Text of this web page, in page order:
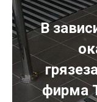
В
фирма